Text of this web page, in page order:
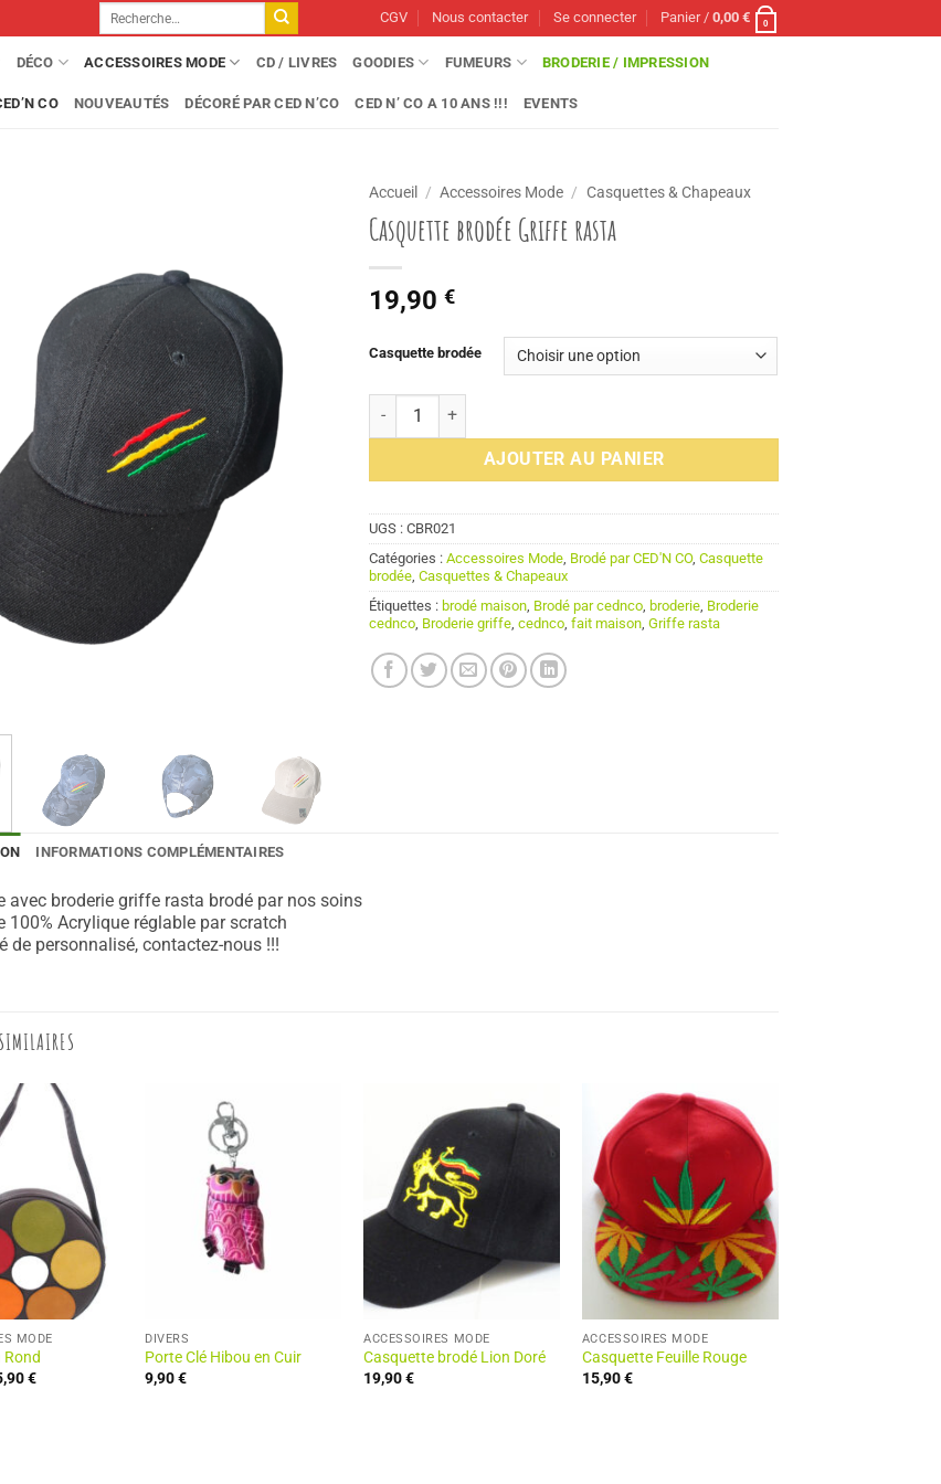
Recherche
pour :
CGV Nous contacter Se connecter Panier /0,00€ 0
DÉCO ACCESSOIRES MODE CD / LIVRES GOODIES FUMEURS BRODERIE / IMPRESSION
CO NOUVEAUTÉS DÉCORÉ PAR CED N’CO CED N’ CO A 10 ANS !!! EVENTS
Accueil / Accessoires Mode / Casquettes & Chapeaux
Casquette brodée Griffe rasta
19,90€
Casquette brodée
AJOUTER AU PANIER
UGS :CBR021
Catégories :Accessoires Mode Brodé par CED'N CO,Casquette
brodée ,Casquettes & Chapeaux
Étiquettes :brodé maison Brodé par cednco ,broderie Broderie
cednco Broderie griffe ,cednco ,fait maison ,Griffe rasta
INFORMATIONS COMPLÉMENTAIRES
avec broderie griffe rasta brodé par nos soins
100% Acrylique réglable par scratch
de personnalisé, contactez-nous !!!
MODE
Rond
€Le
DIVERS
Porte Clé Hibou en Cuir
9,90€
ACCESSOIRES MODE
Casquette brodé Lion Doré
19,90€
ACCESSOIRES MODE
Casquette Feuille Rouge
15,90€